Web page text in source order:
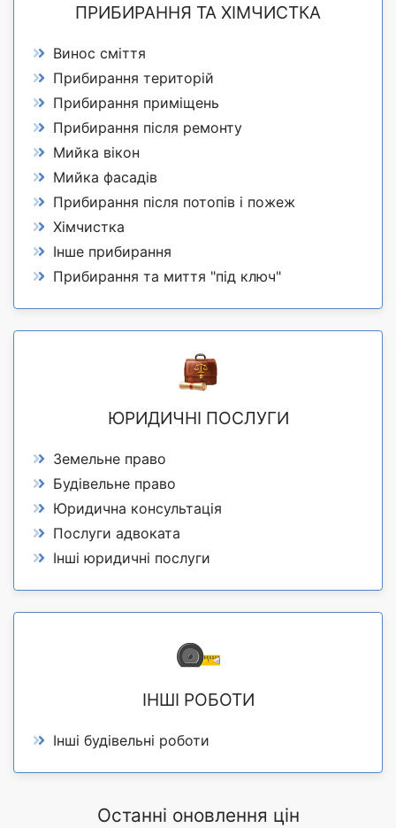
ПРИБИРАННЯ ТА ХІМЧИСТКА
Винос сміття
Прибирання територій
Прибирання приміщень
Прибирання після ремонту
Мийка вікон
Мийка фасадів
Прибирання після потопів і пожеж
Хімчистка
Інше прибирання
Прибирання та миття "під ключ"
ЮРИДИЧНІ ПОСЛУГИ
Земельне право
Будівельне право
Юридична консультація
Послуги адвоката
Інші юридичні послуги
ІНШІ РОБОТИ
Інші будівельні роботи
Останні оновлення цін